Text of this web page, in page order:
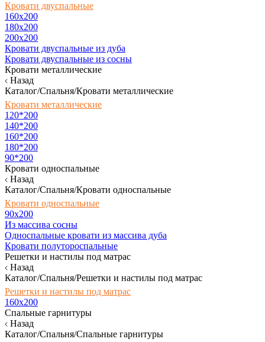
Кровати двуспальные
160х200
180x200
200x200
Кровати двуспальные из дуба
Кровати двуспальные из сосны
Кровати металлические
Назад
Каталог/Спальня/Кровати металлические
Кровати металлические
120*200
140*200
160*200
180*200
90*200
Кровати односпальные
Назад
Каталог/Спальня/Кровати односпальные
Кровати односпальные
90х200
Из массива сосны
Односпальные кровати из массива дуба
Кровати полутороспальные
Решетки и настилы под матрас
Назад
Каталог/Спальня/Решетки и настилы под матрас
Решетки и настилы под матрас
160х200
Спальные гарнитуры
Назад
Каталог/Спальня/Спальные гарнитуры